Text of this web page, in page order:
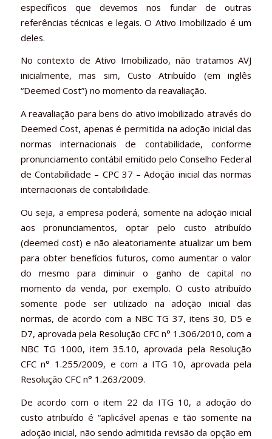
específicos que devemos nos fundar de outras
referências técnicas e legais. O Ativo Imobilizado é um
deles.
No contexto de Ativo Imobilizado, não tratamos AVJ
inicialmente, mas sim, Custo Atribuído (em inglês
“Deemed Cost”) no momento da reavaliação.
A reavaliação para bens do ativo imobilizado através do
Deemed Cost, apenas é permitida na adoção inicial das
normas internacionais de contabilidade, conforme
pronunciamento contábil emitido pelo Conselho Federal
de Contabilidade – CPC 37 – Adoção inicial das normas
internacionais de contabilidade.
Ou seja, a empresa poderá, somente na adoção inicial
aos pronunciamentos, optar pelo custo atribuído
(deemed cost) e não aleatoriamente atualizar um bem
para obter benefícios futuros, como aumentar o valor
do mesmo para diminuir o ganho de capital no
momento da venda, por exemplo. O custo atribuído
somente pode ser utilizado na adoção inicial das
normas, de acordo com a NBC TG 37, itens 30, D5 e
D7, aprovada pela Resolução CFC n° 1.306/2010, com a
NBC TG 1000, item 35.10, aprovada pela Resolução
CFC n° 1.255/2009, e com a ITG 10, aprovada pela
Resolução CFC n° 1.263/2009.
De acordo com o item 22 da ITG 10, a adoção do
custo atribuído é “aplicável apenas e tão somente na
adoção inicial, não sendo admitida revisão da opção em